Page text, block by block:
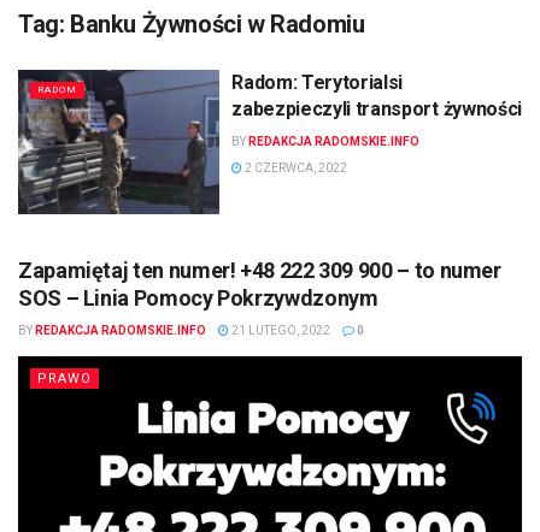
Tag: Banku Żywności w Radomiu
RADOM
Radom: Terytorialsi
zabezpieczyli transport żywności
BY REDAKCJA RADOMSKIE.INFO
2 CZERWCA, 2022
Zapamiętaj ten numer! +48 222 309 900 – to numer
SOS – Linia Pomocy Pokrzywdzonym
BY REDAKCJA RADOMSKIE.INFO 21 LUTEGO, 2022 0
PRAWO